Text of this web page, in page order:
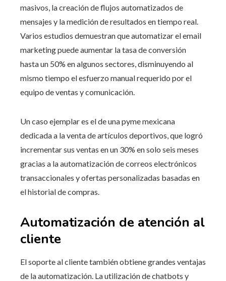
masivos, la creación de flujos automatizados de
mensajes y la medición de resultados en tiempo real.
Varios estudios demuestran que automatizar el email
marketing puede aumentar la tasa de conversión
hasta un 50% en algunos sectores, disminuyendo al
mismo tiempo el esfuerzo manual requerido por el
equipo de ventas y comunicación.
Un caso ejemplar es el de una pyme mexicana
dedicada a la venta de artículos deportivos, que logró
incrementar sus ventas en un 30% en solo seis meses
gracias a la automatización de correos electrónicos
transaccionales y ofertas personalizadas basadas en
el historial de compras.
Automatización de atención al
cliente
El soporte al cliente también obtiene grandes ventajas
de la automatización. La utilización de chatbots y